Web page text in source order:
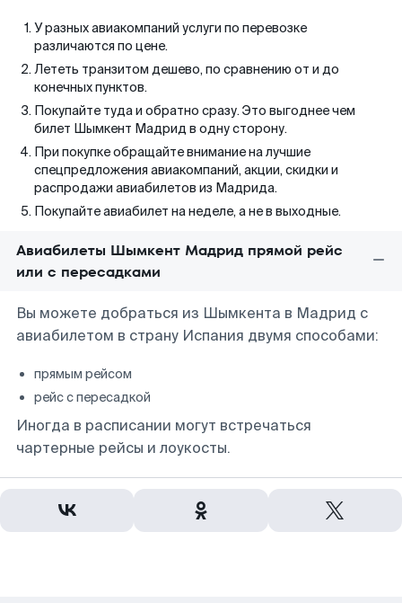
У разных авиакомпаний услуги по перевозке
различаются по цене.
Лететь транзитом дешево, по сравнению от и до
конечных пунктов.
Покупайте туда и обратно сразу. Это выгоднее чем
билет Шымкент Мадрид в одну сторону.
При покупке обращайте внимание на лучшие
спецпредложения авиакомпаний, акции, скидки и
распродажи авиабилетов из Мадрида.
Покупайте авиабилет на неделе, а не в выходные.
Авиабилеты Шымкент Мадрид прямой рейс
или с пересадками
Вы можете добраться из Шымкента в Мадрид с
авиабилетом в страну Испания двумя способами:
прямым рейсом
рейс с пересадкой
Иногда в расписании могут встречаться
чартерные рейсы и лоукосты.